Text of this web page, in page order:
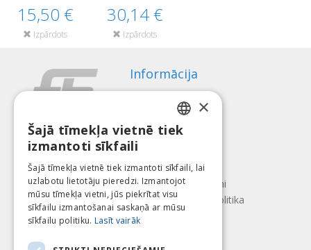
15,50 €
Izpārdots
30,14 €
Izpārdots
Informācija
Apmaksas veidi
Atteikuma tiesības
Par mums
Kontakti
Lietošanas noteikumi
Konfidencialitātes politika
Seko mums Atrodi mūs
LATVIAN
LITHUANIAN
ESTONIAN
×
Šajā tīmekļa vietnē tiek
izmantoti sīkfaili
Šajā tīmekļa vietnē tiek izmantoti sīkfaili, lai
uzlabotu lietotāju pieredzi. Izmantojot
mūsu tīmekļa vietni, jūs piekrītat visu
sīkfailu izmantošanai saskaņā ar mūsu
sīkfailu politiku. Lasīt vairāk